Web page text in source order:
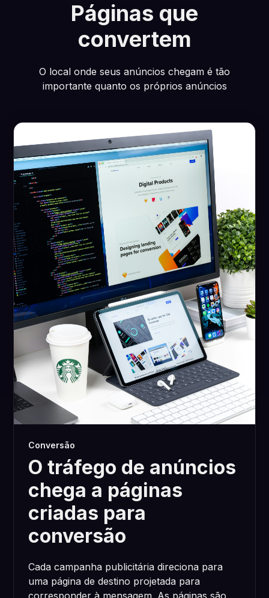
Páginas que
convertem
O local onde seus anúncios chegam é tão
importante quanto os próprios anúncios
Conversão
O tráfego de anúncios
chega a páginas
criadas para
conversão
Cada campanha publicitária direciona para
uma página de destino projetada para
corresponder à mensagem. As páginas são